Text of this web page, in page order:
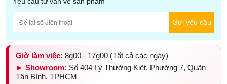
Gửi yêu cầu
Giờ làm việc: 8g00 - 17g00 (Tất cả các ngày)
► Showroom: Số 404 Lý Thường Kiệt, Phường 7, Quận
Tân Bình, TPHCM